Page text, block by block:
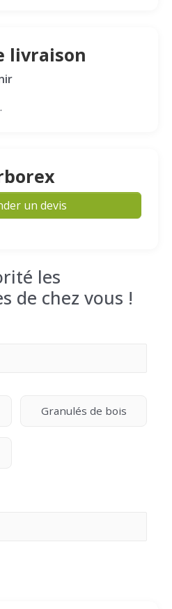
livraison
un devis
les
de chez vous !
Granulés de bois